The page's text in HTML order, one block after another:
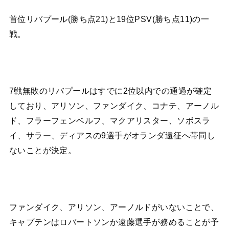
首位リバプール(勝ち点21)と19位PSV(勝ち点11)の一
戦。
7戦無敗のリバプールはすでに2位以内での通過が確定
しており、アリソン、ファンダイク、コナテ、アーノル
ド、フラーフェンベルフ、マクアリスター、ソボスラ
イ、サラー、ディアスの9選手がオランダ遠征へ帯同し
ないことが決定。
ファンダイク、アリソン、アーノルドがいないことで、
キャプテンはロバートソンか遠藤選手が務めることが予